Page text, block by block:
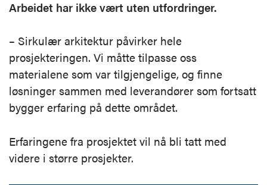
Arbeidet har ikke vært uten utfordringer.
– Sirkulær arkitektur påvirker hele
prosjekteringen. Vi måtte tilpasse oss
materialene som var tilgjengelige, og finne
løsninger sammen med leverandører som fortsatt
bygger erfaring på dette området.
Erfaringene fra prosjektet vil nå bli tatt med
videre i større prosjekter.